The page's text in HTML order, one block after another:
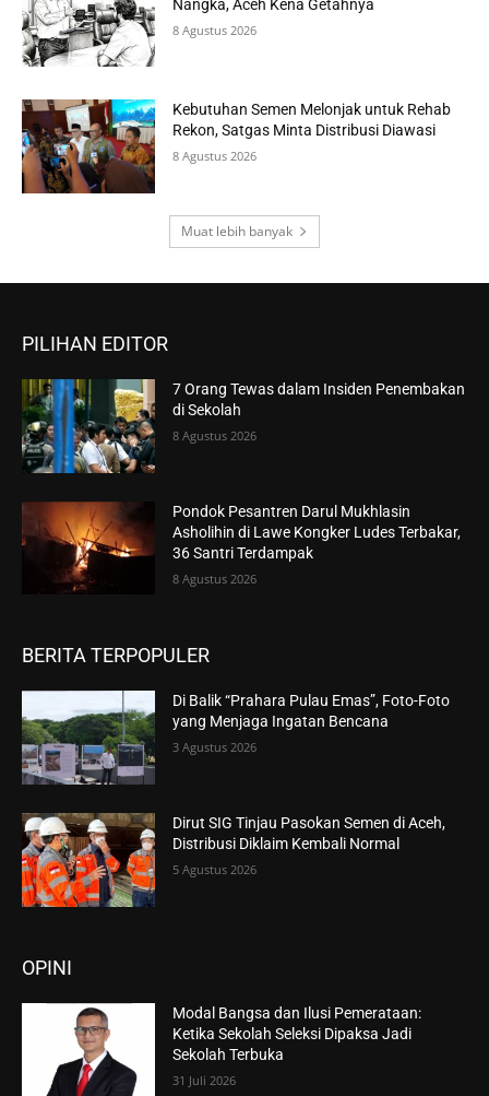
Nangka, Aceh Kena Getahnya
8 Agustus 2026
Kebutuhan Semen Melonjak untuk Rehab
Rekon, Satgas Minta Distribusi Diawasi
8 Agustus 2026
Muat lebih banyak
PILIHAN EDITOR
7 Orang Tewas dalam Insiden Penembakan
di Sekolah
8 Agustus 2026
Pondok Pesantren Darul Mukhlasin
Asholihin di Lawe Kongker Ludes Terbakar,
36 Santri Terdampak
8 Agustus 2026
BERITA TERPOPULER
Di Balik “Prahara Pulau Emas”, Foto-Foto
yang Menjaga Ingatan Bencana
3 Agustus 2026
Dirut SIG Tinjau Pasokan Semen di Aceh,
Distribusi Diklaim Kembali Normal
5 Agustus 2026
OPINI
Modal Bangsa dan Ilusi Pemerataan:
Ketika Sekolah Seleksi Dipaksa Jadi
Sekolah Terbuka
31 Juli 2026